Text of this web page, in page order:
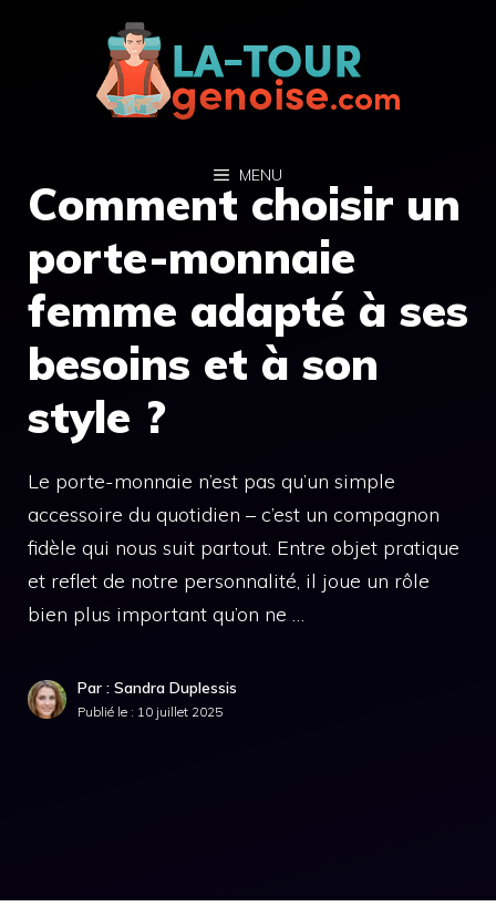
MENU
Comment choisir un
porte-monnaie
femme adapté à ses
besoins et à son
style ?
Le porte-monnaie n’est pas qu’un simple
accessoire du quotidien – c’est un compagnon
fidèle qui nous suit partout. Entre objet pratique
et reflet de notre personnalité, il joue un rôle
bien plus important qu’on ne …
Par : Sandra Duplessis
Publié le : 10 juillet 2025